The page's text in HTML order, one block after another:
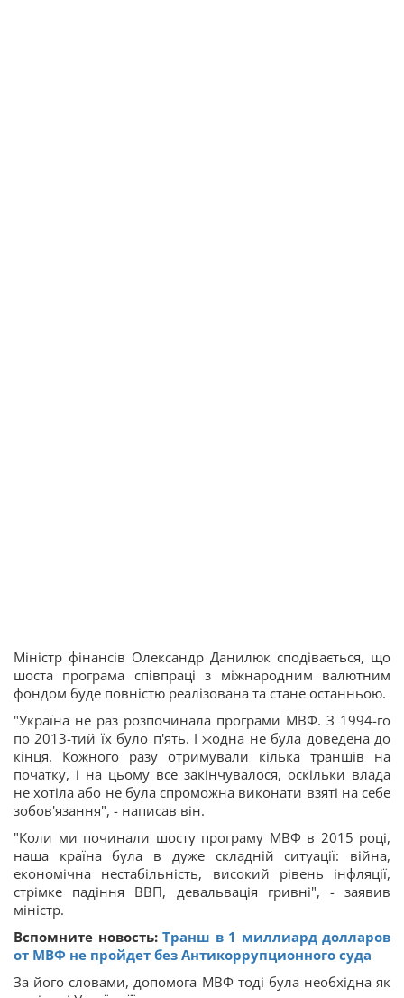
Міністр фінансів Олександр Данилюк сподівається, що
шоста програма співпраці з міжнародним валютним
фондом буде повністю реалізована та стане останньою.
"Україна не раз розпочинала програми МВФ. З 1994-го
по 2013-тий їх було п'ять. І жодна не була доведена до
кінця. Кожного разу отримували кілька траншів на
початку, і на цьому все закінчувалося, оскільки влада
не хотіла або не була спроможна виконати взяті на себе
зобов'язання", - написав він.
"Коли ми починали шосту програму МВФ в 2015 році,
наша країна була в дуже складній ситуації: війна,
економічна нестабільність, високий рівень інфляції,
стрімке падіння ВВП, девальвація гривні", - заявив
міністр.
Вспомните новость: Транш в 1 миллиард долларов
от МВФ не пройдет без Антикоррупционного суда
За його словами, допомога МВФ тоді була необхідна як